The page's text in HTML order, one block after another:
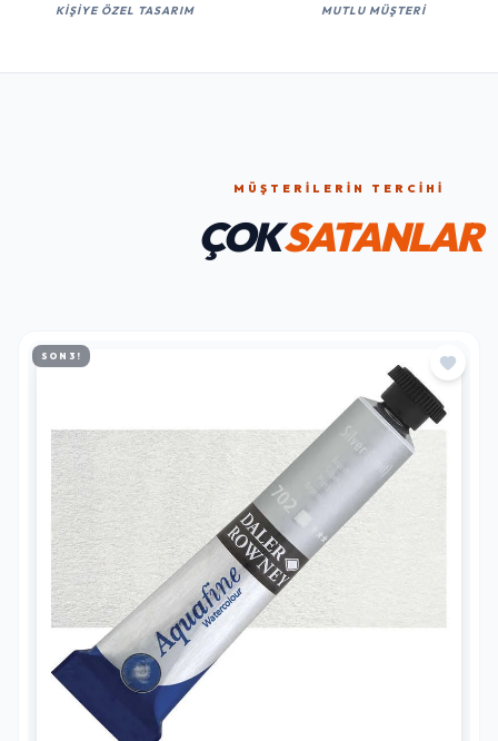
KIŞIYE ÖZEL TASARIM MUTLU MÜŞTERI
MÜŞTERILERIN TERCIHI
ÇOKSATANLAR
SON 3!